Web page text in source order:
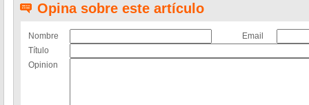
Opina sobre este artículo
Nombre
Email
Título
Opinion